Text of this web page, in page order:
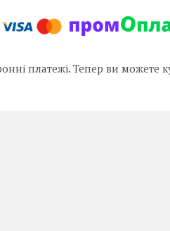
платежі. Тепер ви можете